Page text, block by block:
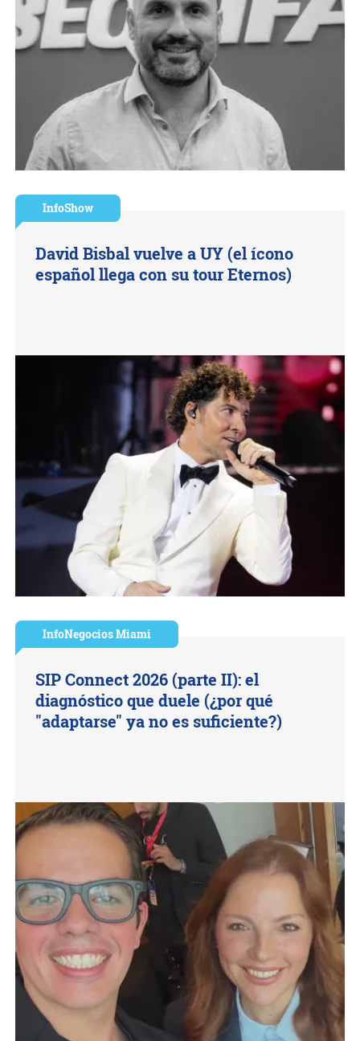
InfoShow
David Bisbal vuelve a UY (el ícono
español llega con su tour Eternos)
InfoNegocios Miami
SIP Connect 2026 (parte II): el
diagnóstico que duele (¿por qué
"adaptarse" ya no es suficiente?)